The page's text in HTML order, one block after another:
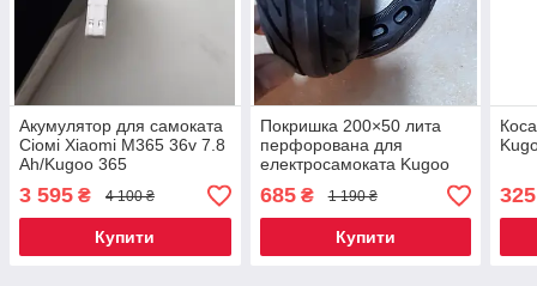
Акумулятор для самоката
Сіомі Xiaomi M365 36v 7.8
Ah/Kugoo 365
3 595 ₴ 4 100 ₴
Купити
Покришка 200×50 лита
перфорована для
електросамоката Kugoo
S1/S3 pro
685₴ 1 190 ₴
Купити
325